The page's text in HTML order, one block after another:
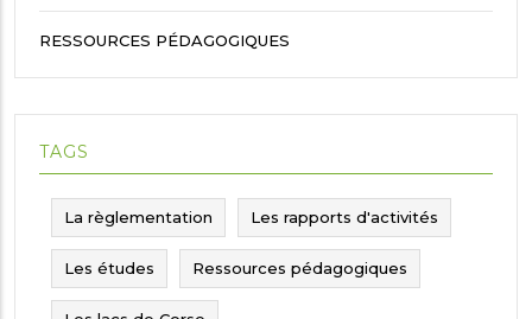
RESSOURCES PÉDAGOGIQUES
TAGS
La règlementation Les rapports d'activités
Les études Ressources pédagogiques